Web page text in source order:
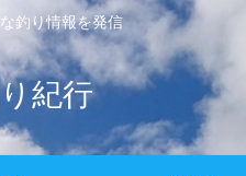
釣り情報を発信
紀行